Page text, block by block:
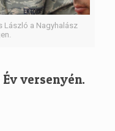
László a Nagyhalász
versenyén.